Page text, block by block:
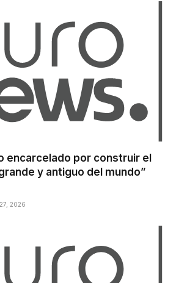
encarcelado por construir el
y antiguo del mundo”
2026